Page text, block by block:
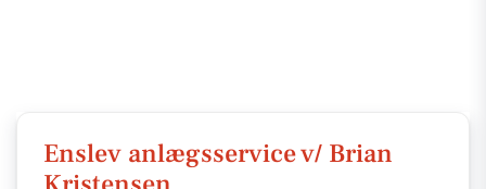
Enslev anlægsservice v/ Brian